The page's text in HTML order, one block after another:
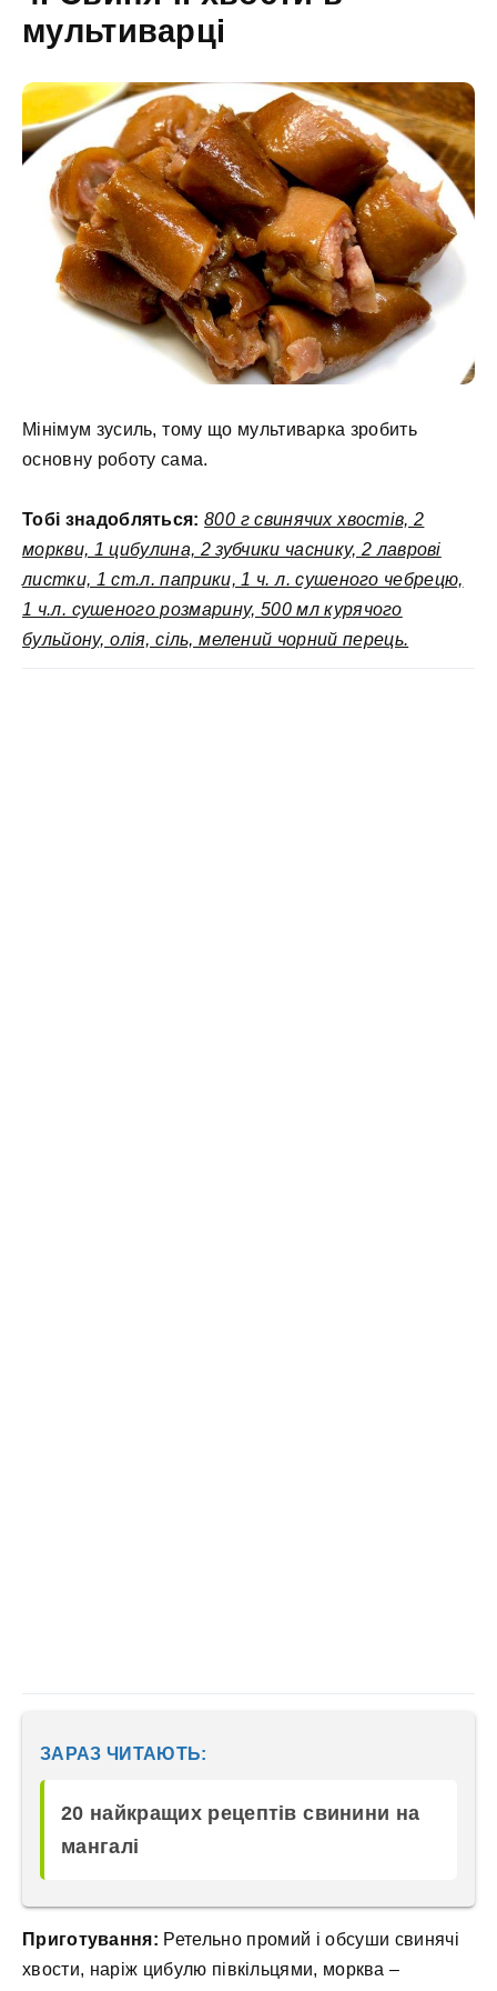
мультиварці
Мінімум зусиль, тому що мультиварка зробить
основну роботу сама.
Тобі знадобляться: 800 г свинячих хвостів, 2
моркви, 1 цибулина, 2 зубчики часнику, 2 лаврові
листки, 1 ст.л. паприки, 1 ч. л. сушеного чебрецю,
1 ч.л. сушеного розмарину, 500 мл курячого
бульйону, олія, сіль, мелений чорний перець.
ЗАРАЗ ЧИТАЮТЬ:
20 найкращих рецептів свинини на
мангалі
Приготування: Ретельно промий і обсуши свинячі
хвости, наріж цибулю півкільцями, морква –